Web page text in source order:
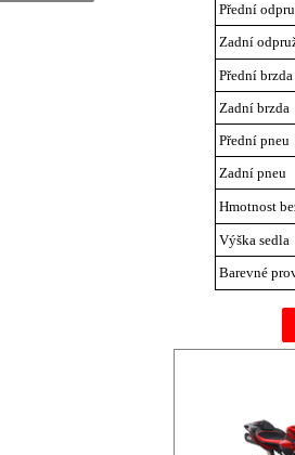
Přední
Zadní
Přední brzda
Zadní brzda
Přední pneu
Zadní pneu
Hmotnost
Výška sedla
Barevné